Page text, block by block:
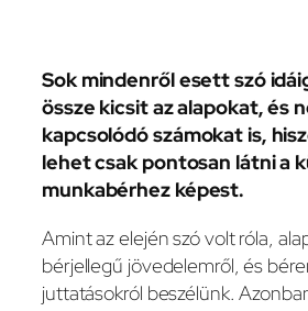
Sok mindenről esett szó
össze kicsit az alapokat, és
kapcsolódó számokat is,
lehet csak pontosan látni a
munkabérhez képest.
Amint az elején szó volt róla,
bérjellegű jövedelemről, és
juttatásokról beszélünk.